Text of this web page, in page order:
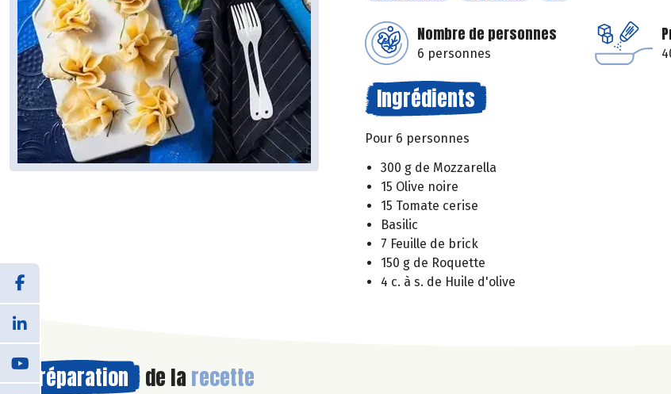
Nombre de personnes
6 personnes
Ingrédients
Pour 6 personnes
300 g de Mozzarella
15 Olive noire
15 Tomate cerise
Basilic
7 Feuille de brick
150 g de Roquette
4 c. à s. de Huile d'olive
Préparation de la recette